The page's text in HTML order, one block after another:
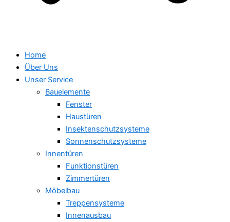
Home
Über Uns
Unser Service
Bauelemente
Fenster
Haustüren
Insektenschutzsysteme
Sonnenschutzsysteme
Innentüren
Funktionstüren
Zimmertüren
Möbelbau
Treppensysteme
Innenausbau